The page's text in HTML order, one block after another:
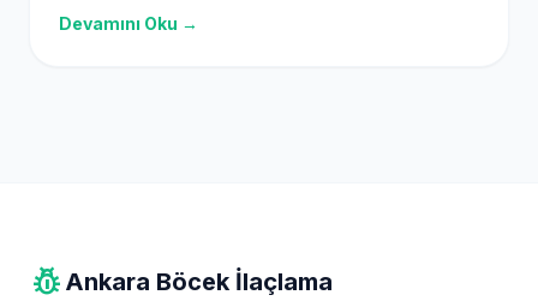
doğru tuzaklarla evinizi farelerden arındırın.
Devamını Oku →
pest_control Ankara Böcek İlaçlama